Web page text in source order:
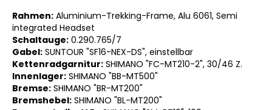
Rahmen: Aluminium-Trekking-Frame, Alu 6061, Semi
integrated Headset
Schaltauge: 0.290.765/7
Gabel: SUNTOUR "SF16-NEX-DS", einstellbar
Kettenradgarnitur: SHIMANO "FC-MT210-2", 30/46 Z.
Innenlager: SHIMANO "BB-MT500"
Bremse: SHIMANO "BR-MT200"
Bremshebel: SHIMANO "BL-MT200"